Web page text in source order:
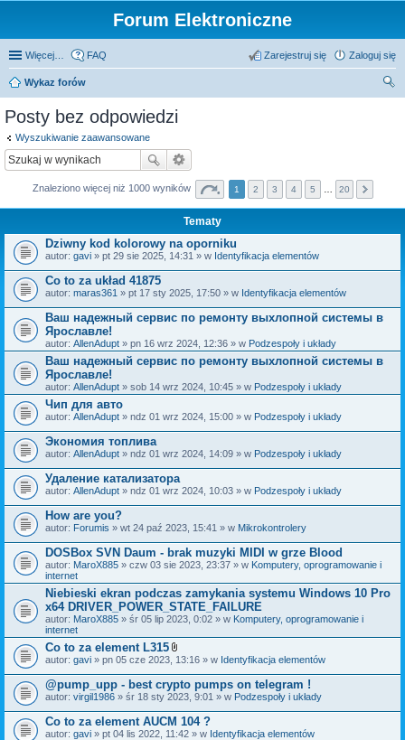
Forum Elektroniczne
Więcej… FAQ Zaloguj się
Zarejestruj się
Wykaz forów
Posty bez odpowiedzi
Wyszukiwanie zaawansowane
Znaleziono więcej niż 1000 wyników 1 2 3 4 5 20
Tematy
Dziwny kod kolorowy na oporniku
autor: gavi » pt 29 sie 2025, 14:31 » w Identyfikacja elementów
Co to za układ 41875
autor: maras361 » pt 17 sty 2025, 17:50 » w Identyfikacja elementów
Ваш надежный сервис по ремонту выхлопной системы в
Ярославле!
autor: AllenAdupt » pn 16 wrz 2024, 12:36 » w Podzespoły i układy
Ваш надежный сервис по ремонту выхлопной системы в
Ярославле!
autor: AllenAdupt » sob 14 wrz 2024, 10:45 » w Podzespoły i układy
Чип для авто
autor: AllenAdupt » ndz 01 wrz 2024, 15:00 » w Podzespoły i układy
Экономия топлива
autor: AllenAdupt » ndz 01 wrz 2024, 14:09 » w Podzespoły i układy
Удаление катализатора
autor: AllenAdupt » ndz 01 wrz 2024, 10:03 » w Podzespoły i układy
How are you?
autor: Forumis » wt 24 paź 2023, 15:41 » w Mikrokontrolery
DOSBox SVN Daum - brak muzyki MIDI w grze Blood
autor: MaroX885 » czw 03 sie 2023, 23:37 » w Komputery, oprogramowanie i
internet
Niebieski ekran podczas zamykania systemu Windows 10 Pro
x64 DRIVER_POWER_STATE_FAILURE
autor: MaroX885 » śr 05 lip 2023, 0:02 » w Komputery, oprogramowanie i
internet
Co to za element L315
Z
ł
ą
c
z
n
i
autor: gavi » pn 05 cze 2023, 13:16 » w Identyfikacja elementów
@pump_upp - best crypto pumps on telegram !
autor: virgil1986 » śr 18 sty 2023, 9:01 » w Podzespoły i układy
Co to za element AUCM 104 ?
autor: gavi » pt 04 lis 2022, 11:42 » w Identyfikacja elementów